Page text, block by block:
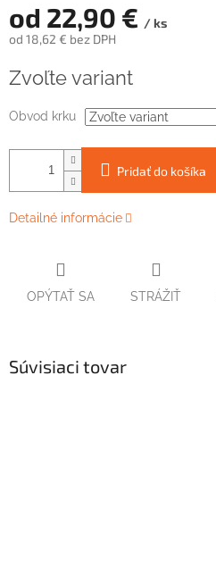
od 22,90 € / ks
od 18,62 € bez DPH
cena:
Zvoľte variant
Obvod krku
Pridať do košíka
Detailné informácie
OPÝTAŤ SA STRÁŽIŤ
Súvisiaci tovar